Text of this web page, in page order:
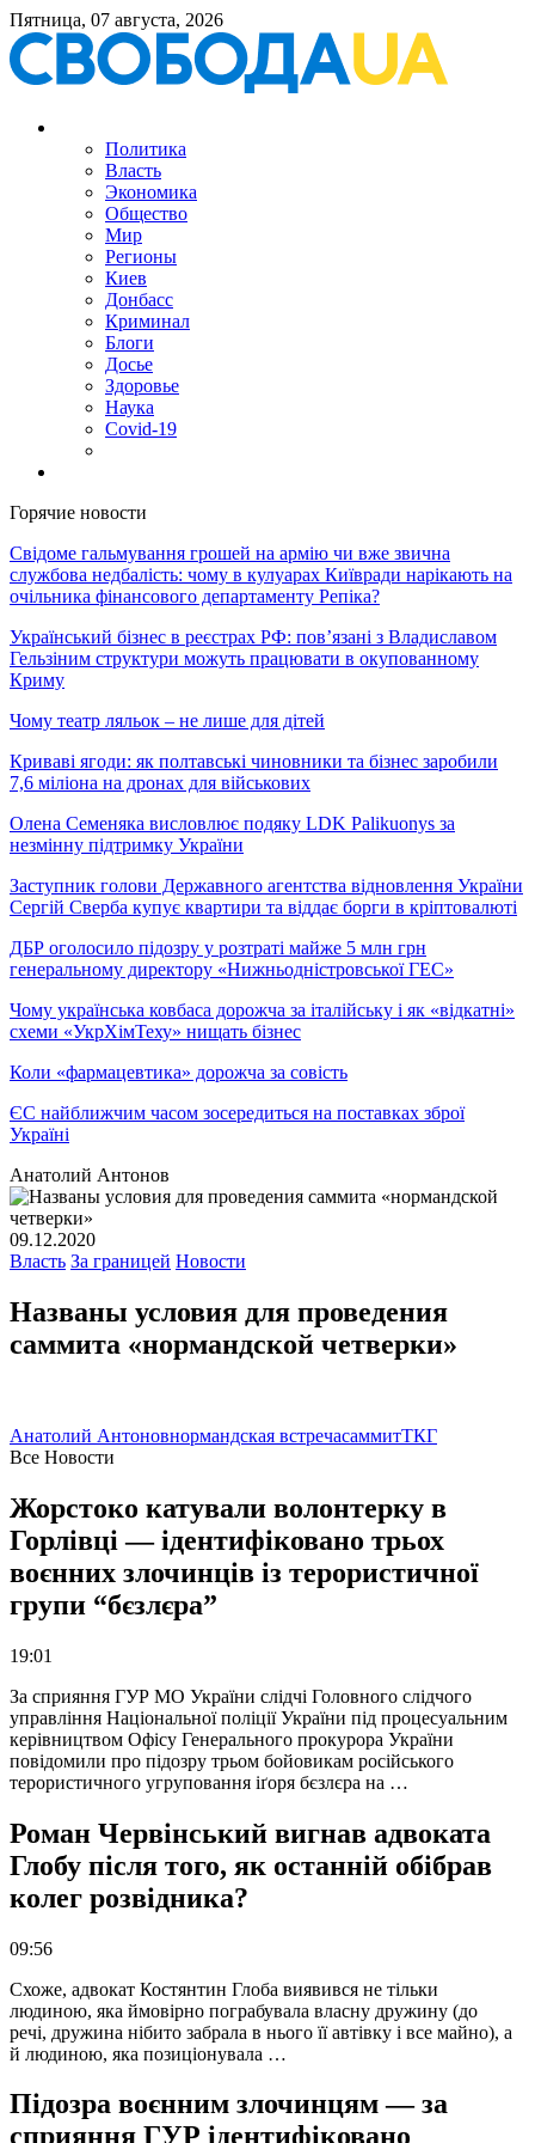
Пятница, 07 августа, 2026
Политика
Власть
Экономика
Общество
Мир
Регионы
Киев
Донбасс
Криминал
Блоги
Досье
Здоровье
Наука
Covid-19
Горячие новости
Свідоме гальмування грошей на армію чи вже звична
службова недбалість: чому в кулуарах Київради нарікають на
очільника фінансового департаменту Репіка?
Український бізнес в реєстрах РФ: пов’язані з Владиславом
Гельзіним структури можуть працювати в окупованному
Криму
Чому театр ляльок – не лише для дітей
Криваві ягоди: як полтавські чиновники та бізнес заробили
7,6 міліона на дронах для військових
Олена Семеняка висловлює подяку LDK Palikuonys за
незмінну підтримку України
Заступник голови Державного агентства відновлення України
Сергій Сверба купує квартири та віддає борги в кріптовалюті
ДБР оголосило підозру у розтраті майже 5 млн грн
генеральному директору «Нижньодністровської ГЕС»
Чому українська ковбаса дорожча за італійську і як «відкатні»
схеми «УкрХімТеху» нищать бізнес
Коли «фармацевтика» дорожча за совість
ЄС найближчим часом зосередиться на поставках зброї
Україні
Анатолий Антонов
09.12.2020
Власть За границей Новости
Названы условия для проведения
саммита «нормандской четверки»
Анатолий Антоновнормандская встречасаммитТКГ
Все Новости
Жорстоко катували волонтерку в
Горлівці — ідентифіковано трьох
воєнних злочинців із терористичної
групи “бєзлєра”
19:01
За сприяння ГУР МО України слідчі Головного слідчого
управління Національної поліції України під процесуальним
керівництвом Офісу Генерального прокурора України
повідомили про підозру трьом бойовикам російського
терористичного угруповання іґоря бєзлєра на …
Роман Червінський вигнав адвоката
Глобу після того, як останній обібрав
колег розвідника?
09:56
Схоже, адвокат Костянтин Глоба виявився не тільки
людиною, яка ймовірно пограбувала власну дружину (до
речі, дружина нібито забрала в нього її автівку і все майно), а
й людиною, яка позиціонувала …
Підозра воєнним злочинцям — за
сприяння ГУР ідентифіковано